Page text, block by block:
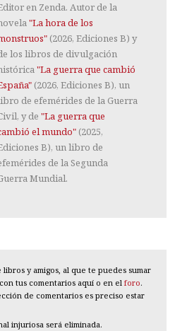
en Zenda. Autor de la
"La hora de los
(2026, Ediciones B) y
los libros de divulgación
"La guerra que cambió
(2026, Ediciones B), un
de efemérides de la Guerra
y de "La guerra que
el mundo" (2025,
B), un libro de
de la Segunda
Mundial.
y amigos, al que te puedes sumar
tus comentarios aquí o en el foro.
de comentarios es preciso estar
injuriosa será eliminada.